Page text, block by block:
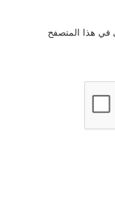
في هذا المتصفح